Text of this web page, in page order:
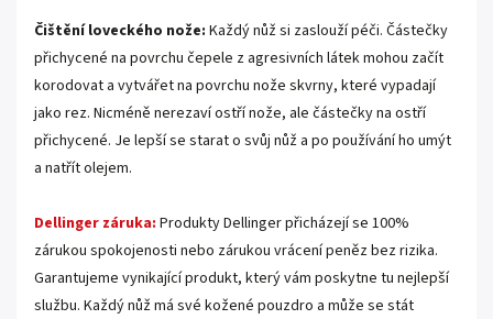
Čištění loveckého nože: Každý nůž si zaslouží péči. Částečky
přichycené na povrchu čepele z agresivních látek mohou začít
korodovat a vytvářet na povrchu nože skvrny, které vypadají
jako rez. Nicméně nerezaví ostří nože, ale částečky na ostří
přichycené. Je lepší se starat o svůj nůž a po používání ho umýt
a natřít olejem.
Dellinger záruka: Produkty Dellinger přicházejí se 100%
zárukou spokojenosti nebo zárukou vrácení peněz bez rizika.
Garantujeme vynikající produkt, který vám poskytne tu nejlepší
službu. Každý nůž má své kožené pouzdro a může se stát